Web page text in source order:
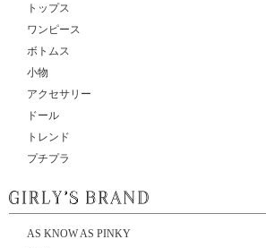
トップス
ワンピース
ボトムス
小物
アクセサリー
ドール
トレンド
プチプラ
AS KNOW AS PINKY